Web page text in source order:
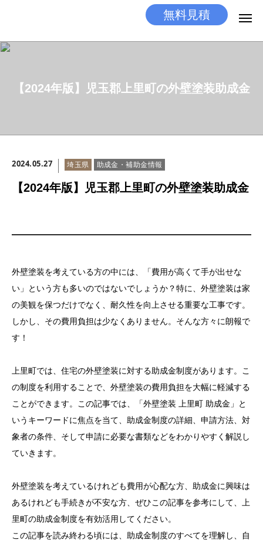
無料見積
【2024年版】児玉郡上里町の外壁塗装助成金
2024.05.27 埼玉県 助成金・補助金情報
【2024年版】児玉郡上里町の外壁塗装助成金
外壁塗装を考えている方の中には、「費用が高くて手が出せな
い」という方も多いのではないでしょうか？特に、外壁塗装は家
の美観を保つだけでなく、耐久性を向上させる重要な工事です。
しかし、その費用負担は少なくありません。そんな方々に朗報で
す！
上里町では、住宅の外壁塗装に対する助成金制度があります。こ
の制度を利用することで、外壁塗装の費用負担を大幅に軽減する
ことができます。この記事では、「外壁塗装 上里町 助成金」と
いうキーワードに焦点を当て、助成金制度の詳細、申請方法、対
象者の条件、そして申請に必要な書類などをわかりやすく解説し
ていきます。
外壁塗装を考えているけれども費用が心配な方、助成金に興味は
あるけれども手続きが不安な方、ぜひこの記事を参考にして、上
里町の助成金制度を有効活用してください。
この記事を読み終わる頃には、助成金制度のすべてを理解し、自
施工メニュー
工事の流れ
お問い合わせ